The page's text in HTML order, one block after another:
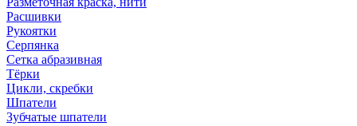
Расшивки
Рукоятки
Серпянка
Сетка абразивная
Тёрки
Цикли, скребки
Шпатели
Зубчатые шпатели